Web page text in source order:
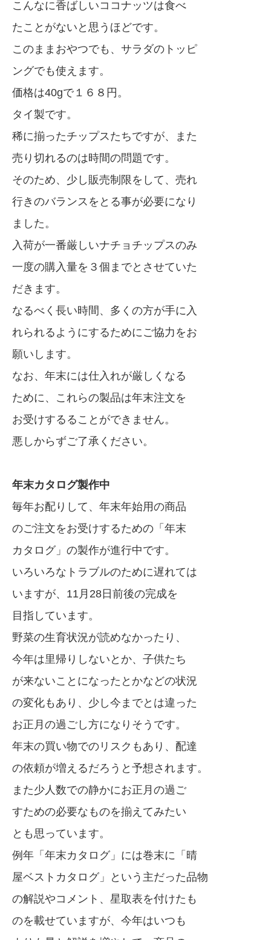
こんなに香ばしいココナッツは食べ
たことがないと思うほどです。
このままおやつでも、サラダのトッピ
ングでも使えます。
価格は40gで１６８円。
タイ製です。
稀に揃ったチップスたちですが、また
売り切れるのは時間の問題です。
そのため、少し販売制限をして、売れ
行きのバランスをとる事が必要になり
ました。
入荷が一番厳しいナチョチップスのみ
一度の購入量を３個までとさせていた
だきます。
なるべく長い時間、多くの方が手に入
れられるようにするためにご協力をお
願いします。
なお、年末には仕入れが厳しくなる
ために、これらの製品は年末注文を
お受けするることができません。
悪しからずご了承ください。
年末カタログ製作中
毎年お配りして、年末年始用の商品
のご注文をお受けするための「年末
カタログ」の製作が進行中です。
いろいろなトラブルのために遅れては
いますが、11月28日前後の完成を
目指しています。
野菜の生育状況が読めなかったり、
今年は里帰りしないとか、子供たち
が来ないことになったとかなどの状況
の変化もあり、少し今までとは違った
お正月の過ごし方になりそうです。
年末の買い物でのリスクもあり、配達
の依頼が増えるだろうと予想されます。
また少人数での静かにお正月の過ご
すための必要なものを揃えてみたい
とも思っています。
例年「年末カタログ」には巻末に「晴
屋ベストカタログ」という主だった品物
の解説やコメント、星取表を付けたも
のを載せていますが、今年はいつも